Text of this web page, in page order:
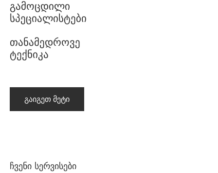
Გამოცდილი
Სპეციალისტები
Თანამედროვე
Ტექნიკა
Გაიგეთ Მეტი
ჩვენი სერვისები